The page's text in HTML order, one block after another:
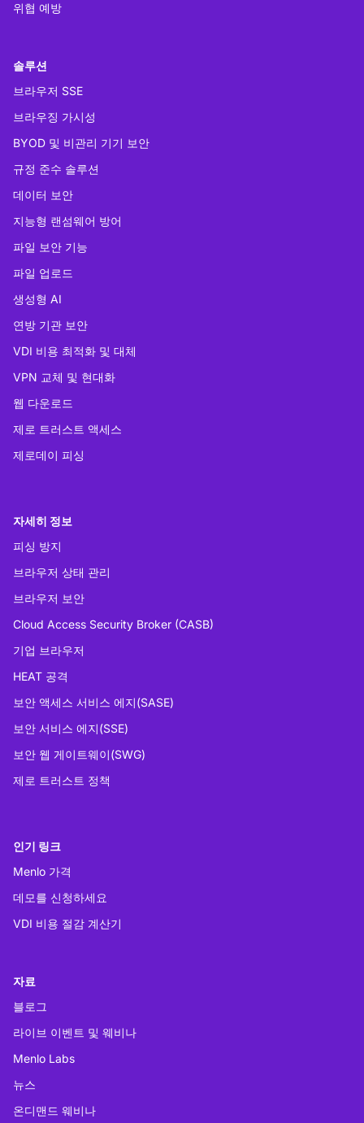
위협 예방
솔루션
브라우저 SSE
브라우징 가시성
BYOD 및 비관리 기기 보안
규정 준수 솔루션
데이터 보안
지능형 랜섬웨어 방어
파일 보안 기능
파일 업로드
생성형 AI
연방 기관 보안
VDI 비용 최적화 및 대체
VPN 교체 및 현대화
웹 다운로드
제로 트러스트 액세스
제로데이 피싱
자세히 정보
피싱 방지
브라우저 상태 관리
브라우저 보안
Cloud Access Security Broker (CASB)
기업 브라우저
HEAT 공격
보안 액세스 서비스 에지(SASE)
보안 서비스 에지(SSE)
보안 웹 게이트웨이(SWG)
제로 트러스트 정책
인기 링크
Menlo 가격
데모를 신청하세요
VDI 비용 절감 계산기
자료
블로그
라이브 이벤트 및 웨비나
Menlo Labs
뉴스
온디맨드 웨비나